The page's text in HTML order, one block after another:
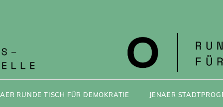
RUNDE TISCH FÜR DEMOKRATIE JENAER